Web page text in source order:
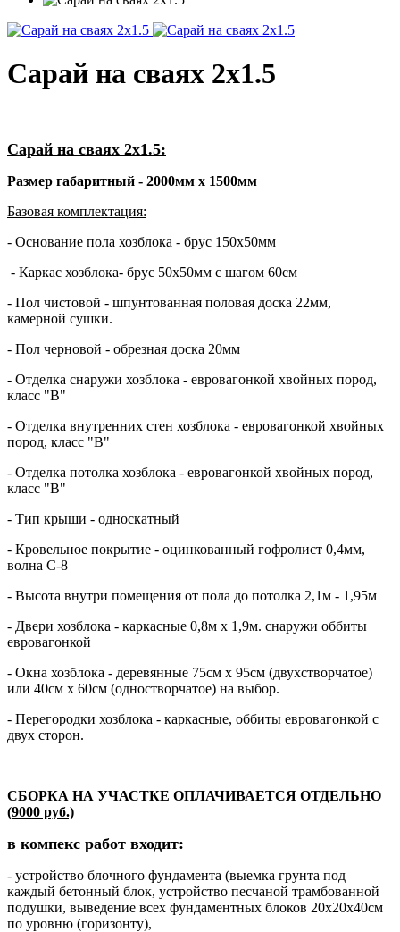
Сарай на сваях 2х1.5
Сарай на сваях 2х1.5:
Размер габаритный - 2000мм х 1500мм
Базовая комплектация:
- Основание пола хозблока - брус 150х50мм
- Каркас хозблока- брус 50х50мм с шагом 60см
- Пол чистовой - шпунтованная половая доска 22мм,
камерной сушки.
- Пол черновой - обрезная доска 20мм
- Отделка снаружи хозблока - евровагонкой хвойных пород,
класс "В"
- Отделка внутренних стен хозблока - евровагонкой хвойных
пород, класс "В"
- Отделка потолка хозблока - евровагонкой хвойных пород,
класс "В"
- Тип крыши - односкатный
- Кровельное покрытие - оцинкованный гофролист 0,4мм,
волна С-8
- Высота внутри помещения от пола до потолка 2,1м - 1,95м
- Двери хозблока - каркасные 0,8м х 1,9м. снаружи оббиты
евровагонкой
- Окна хозблока - деревянные 75см х 95см (двухстворчатое)
или 40см х 60см (одностворчатое) на выбор.
- Перегородки хозблока - каркасные, оббиты евровагонкой с
двух сторон.
СБОРКА НА УЧАСТКЕ ОПЛАЧИВАЕТСЯ ОТДЕЛЬНО
(9000 руб.)
в компекс работ входит:
- устройство блочного фундамента (выемка грунта под
каждый бетонный блок, устройство песчаной трамбованной
подушки, выведение всех фундаментных блоков 20х20х40см
по уровню (горизонту),